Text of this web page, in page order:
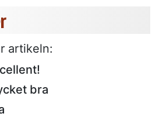
artikeln:
bra